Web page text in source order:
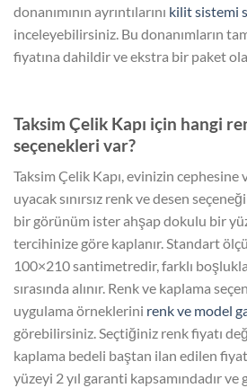
donanımının ayrıntılarını kilit sistemi
inceleyebilirsiniz. Bu donanımların
fiyatına dahildir ve ekstra bir paket
Taksim Çelik Kapı için hangi
seçenekleri var?
Taksim Çelik Kapı, evinizin cephesine
uyacak sınırsız renk ve desen
bir görünüm ister ahşap dokulu bir
tercihinize göre kaplanır. Standart
100×210 santimetredir, farklı
sırasında alınır. Renk ve kaplama
uygulama örneklerini renk ve model
görebilirsiniz. Seçtiğiniz renk fiyatı
kaplama bedeli baştan ilan edilen
yüzeyi 2 yıl garanti kapsamındadır ve